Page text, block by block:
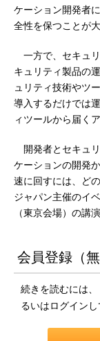
ケーション開発者
全性を保つことが
一方で、セキュ
キュリティ製品の
ュリティ技術やツ
導入するだけでは
ィツールから届く
開発者とセキュ
ケーションの開発
速に回すには、ど
ジャパン主催のイ
（東京会場）の講
会員登録（
続きを読むには
るいはログインし